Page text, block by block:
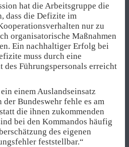
hat die Arbeitsgruppe die
dass die Defizite im
nur zu
organisatorische Maßnahmen
Ein nachhaltiger Erfolg bei
muss durch eine
Führungspersonals erreicht
einem Auslandseinsatz
Bundeswehr fehle es am
die ihnen zukommenden
bei den Kommandos häufig
des eigenen
feststellbar.“